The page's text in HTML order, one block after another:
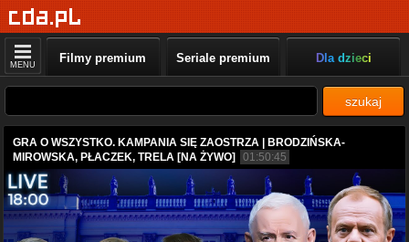
MENU Filmy premium Seriale premium Dla dzieci
szukaj
GRA O WSZYSTKO. KAMPANIA SIĘ ZAOSTRZA | BRODZIŃSKA-
MIROWSKA, PŁACZEK, TRELA [NA ŻYWO]
01:50:45